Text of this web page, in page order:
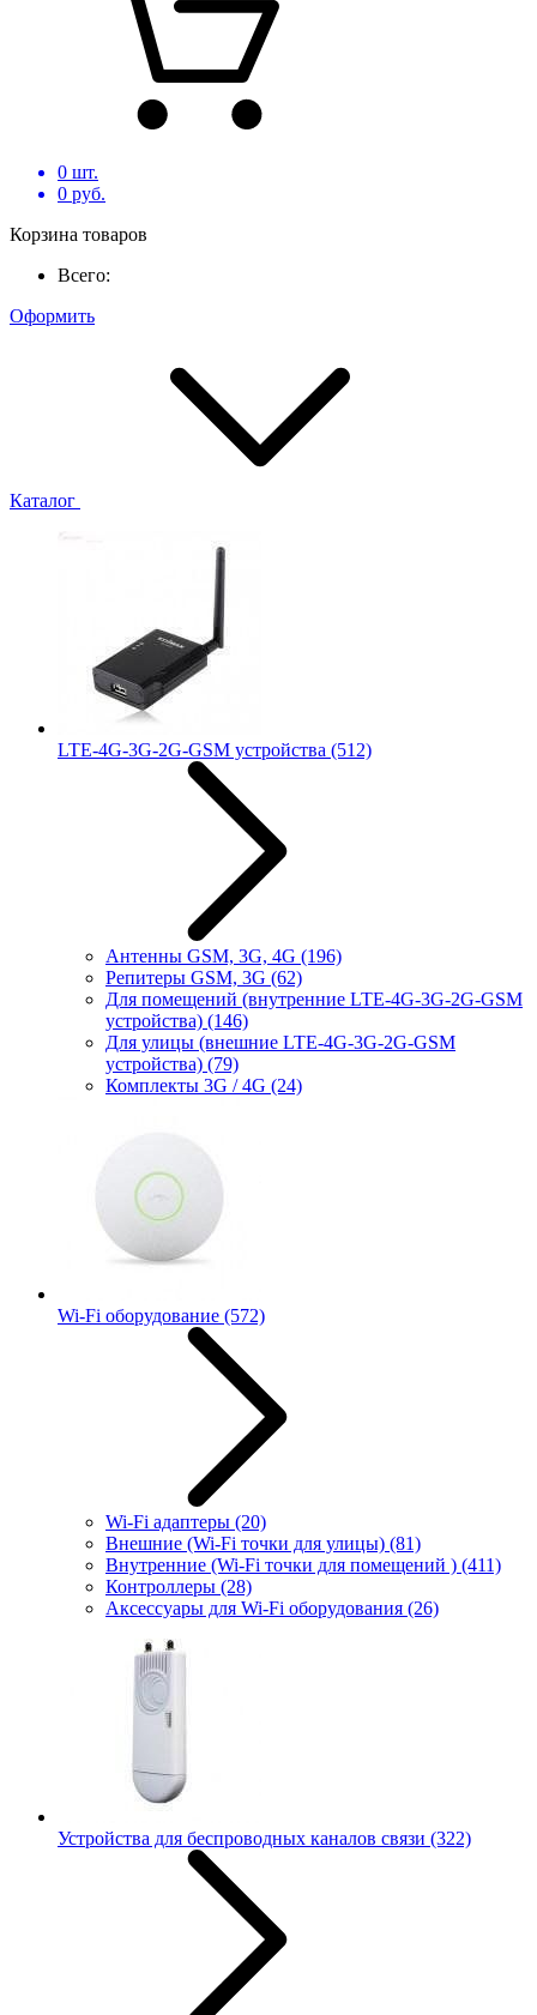
0 шт.
0 руб.
Корзина товаров
Всего:
Оформить
Каталог
LTE-4G-3G-2G-GSM устройства (512)
Антенны GSM, 3G, 4G (196)
Репитеры GSM, 3G (62)
Для помещений (внутренние LTE-4G-3G-2G-GSM
устройства) (146)
Для улицы (внешние LTE-4G-3G-2G-GSM
устройства) (79)
Комплекты 3G / 4G (24)
Wi-Fi оборудование (572)
Wi-Fi адаптеры (20)
Внешние (Wi-Fi точки для улицы) (81)
Внутренние (Wi-Fi точки для помещений ) (411)
Контроллеры (28)
Аксессуары для Wi-Fi оборудования (26)
Устройства для беспроводных каналов связи (322)